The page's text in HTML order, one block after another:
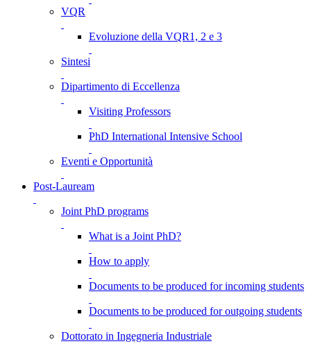
VQR
Evoluzione della VQR1, 2 e 3
Sintesi
Dipartimento di Eccellenza
Visiting Professors
PhD International Intensive School
Eventi e Opportunità
Post-Lauream
Joint PhD programs
What is a Joint PhD?
How to apply
Documents to be produced for incoming students
Documents to be produced for outgoing students
Dottorato in Ingegneria Industriale